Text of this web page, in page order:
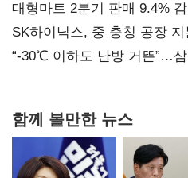
불만 확산
대형마트 2분기 판매 9.4%
SK하이닉스, 중 충칭 공장
없어”
“-30℃ 이하도 난방 거뜬”…
함께 볼만한 뉴스